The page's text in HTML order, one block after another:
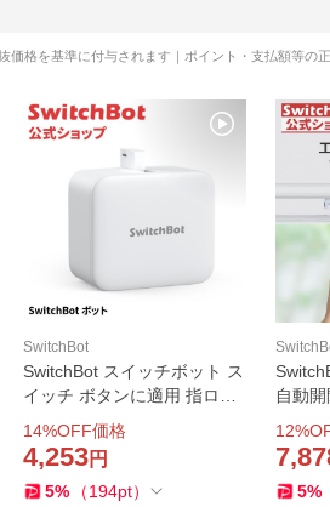
価格を基準に付与されます｜ポイント・支払額等
SwitchBot
SwitchBot スイッチボット ス
イッチ ボタンに適用 指ロボ
ット スマートスイッチ ワイ
ヤレス タイマー スマホで遠
隔操作 ホワイト Bot
14%OFF価格
4,253円
5% （194pt）
自動開
exaに
取付簡
対応
12
5%